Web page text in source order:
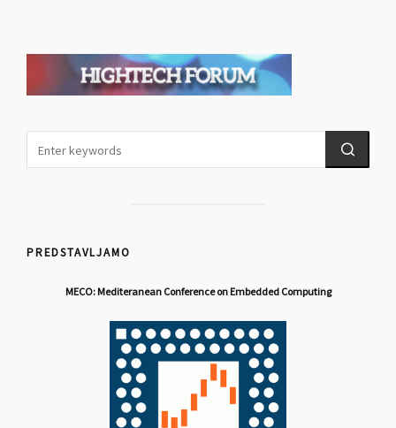
PREDSTAVLJAMO
MECO: Mediteranean Conference on Embedded Computing